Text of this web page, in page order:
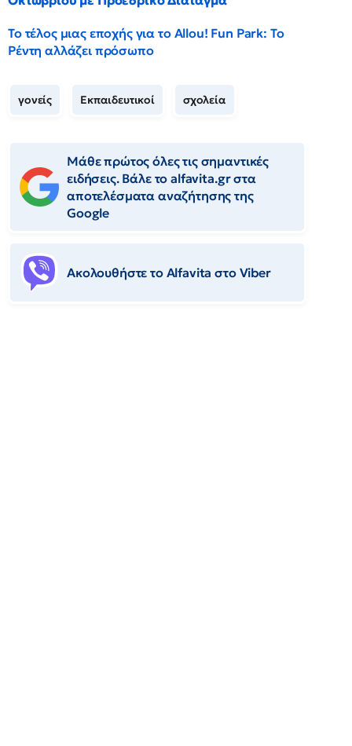
Το τέλος μιας εποχής για το Allou! Fun Park: Το
Ρέντη αλλάζει πρόσωπο
γονείς Εκπαιδευτικοί σχολεία
Μάθε πρώτος όλες τις σημαντικές
ειδήσεις. Βάλε το alfavita.gr στα
αποτελέσματα αναζήτησης της
Google
Ακολουθήστε το Αlfavita στο Viber